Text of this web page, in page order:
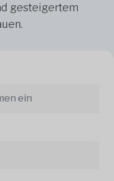
gesteigertem